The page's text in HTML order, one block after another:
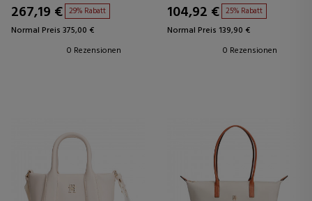
267,19 € 29% Rabatt
Normal Preis 375,00 €
0 Rezensionen
104,92 € 25% Rabatt
Normal Preis 139,90 €
0 Rezensionen